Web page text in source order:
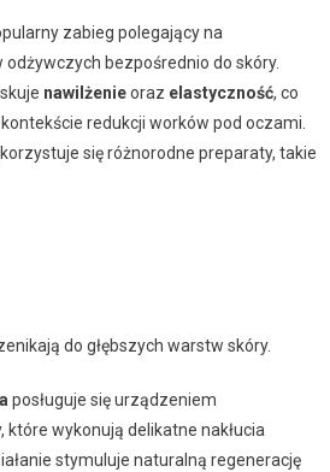
zabieg polegający na
bezpośrednio do skóry.
nawilżenieoraz elastyczność, co
redukcji worków pod oczami.
się różnorodne preparaty, takie
do głębszych warstw skóry.
posługuje się urządzeniem
które wykonują delikatne nakłucia
stymuluje naturalną regenerację